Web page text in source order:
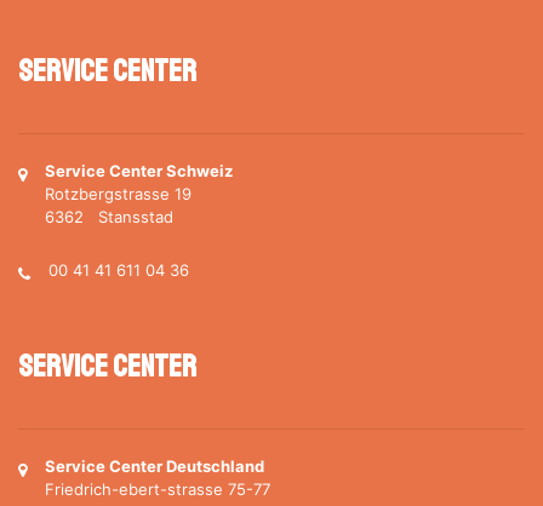
Service Center
Service Center Schweiz
Rotzbergstrasse 19
6362 Stansstad
00 41 41 611 04 36
Service Center
Service Center Deutschland
Friedrich-ebert-strasse 75-77